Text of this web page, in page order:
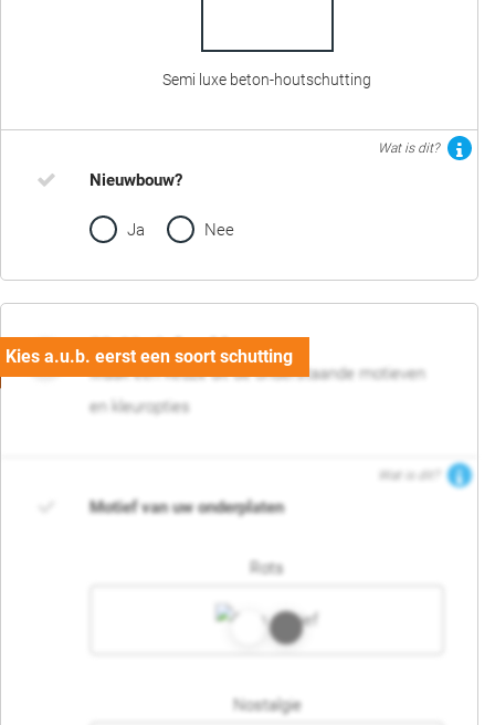
Semi luxe beton-houtschutting
Wat is dit?
Nieuwbouw?
Ja Nee
02. Motief en kleur
Maak een keuze uit de onderstaande motieven
en kleuropties
Wat is dit?
Motief van uw onderplaten
Rots
Nostalgie